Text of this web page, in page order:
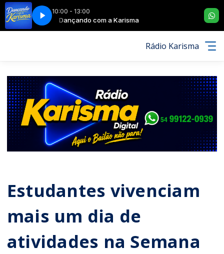
10:00 - 13:00
Dançando com a Karisma
BORGES) GRUPO FESTERÊ - APARTAMENTO 104 (CLEITON
Rádio Karisma
Estudantes vivenciam
mais um dia de
atividades na Semana